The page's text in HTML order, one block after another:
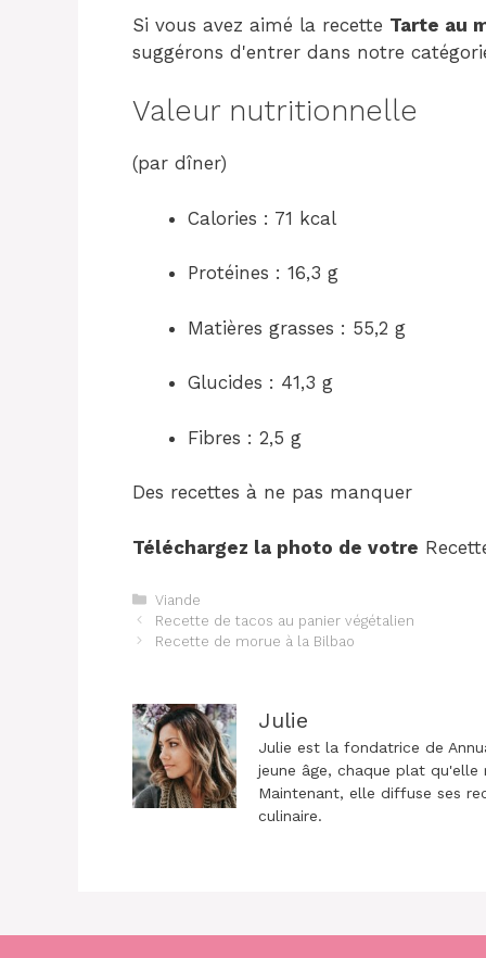
Si vous avez aimé la recette Tarte au
suggérons d'entrer dans notre
Valeur nutritionnelle
(par dîner)
Calories : 71 kcal
Protéines : 16,3 g
Matières grasses : 55,2 g
Glucides : 41,3 g
Fibres : 2,5 g
Des recettes à ne pas manquer
Téléchargez la photo de votre
Catégories
Viande
Navigation
des
Recette de tacos au panier végétalien
Recette de morue à la Bilbao
Julie
Julie est la fondatrice de
jeune âge, chaque plat qu'elle
Maintenant, elle diffuse ses
culinaire.